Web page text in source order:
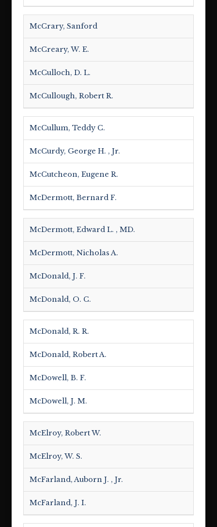
McCrary, Sanford
McCreary, W. E.
McCulloch, D. L.
McCullough, Robert R.
McCullum, Teddy C.
McCurdy, George H. , Jr.
McCutcheon, Eugene R.
McDermott, Bernard F.
McDermott, Edward L. , MD.
McDermott, Nicholas A.
McDonald, J. F.
McDonald, O. C.
McDonald, R. R.
McDonald, Robert A.
McDowell, B. F.
McDowell, J. M.
McElroy, Robert W.
McElroy, W. S.
McFarland, Auborn J. , Jr.
McFarland, J. I.